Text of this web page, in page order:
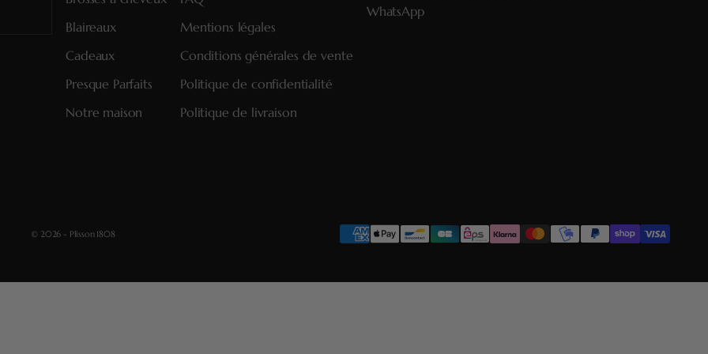
Blaireaux
Cadeaux
Presque Parfaits
Notre maison
Mentions légales
Conditions générales de vente
Politique de confidentialité
Politique de livraison
WhatsApp
© 2026 - Plisson 1808